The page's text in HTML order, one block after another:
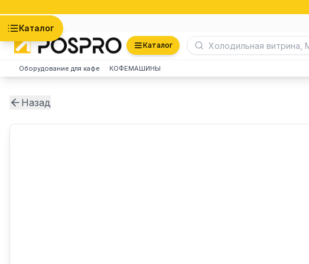
Каталог
Каталог
Оборудование для кафе КОФЕМАШИНЫ
Назад